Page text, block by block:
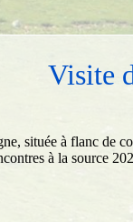
Visite
située à flanc de
à la source